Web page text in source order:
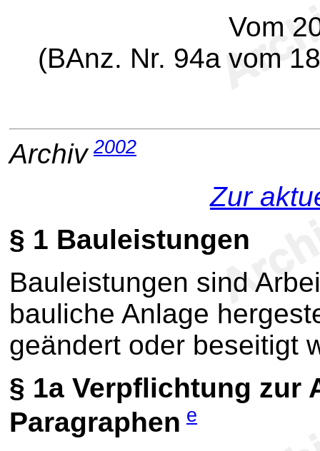
Vom
(BAnz. Nr. 94a vom
Archiv 2002
Zur
§ 1 Bauleistungen
Bauleistungen sind
bauliche Anlage
geändert oder beseitigt
§ 1a Verpflichtung zur
Paragraphen e